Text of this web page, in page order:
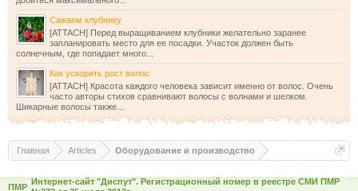
Сажаем клубнику
[ATTACH] Перед выращиванием клубники желательно заранее
запланировать место для ее посадки. Участок должен быть
солнечным, где попадает много...
Как ускорить рост волос
[ATTACH] Красота каждого человека зависит именно от волос. Очень
часто авторы стихов сравнивают волосы с волнами и шелком.
Шикарные волосы также...
Главная Articles Оборудование и производство
ПМР
Интернет-сайт "Диспут". Регистрационный номер в реестре СМИ ПМР